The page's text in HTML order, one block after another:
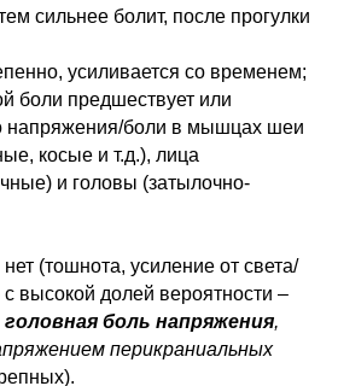
сильнее болит, после прогулки
усиливается со временем;
боли предшествует или
напряжения/боли в мышцах шеи
косые и т.д.), лица
и головы (затылочно-
(тошнота, усиление от света/
высокой долей вероятности ‒
головная боль напряжения,
перикраниальных